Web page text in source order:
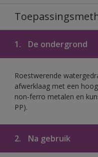
1. De ondergrond
Roestwerende
afwerklaag met een
non-ferro metalen en
PP).
2. Na gebruik